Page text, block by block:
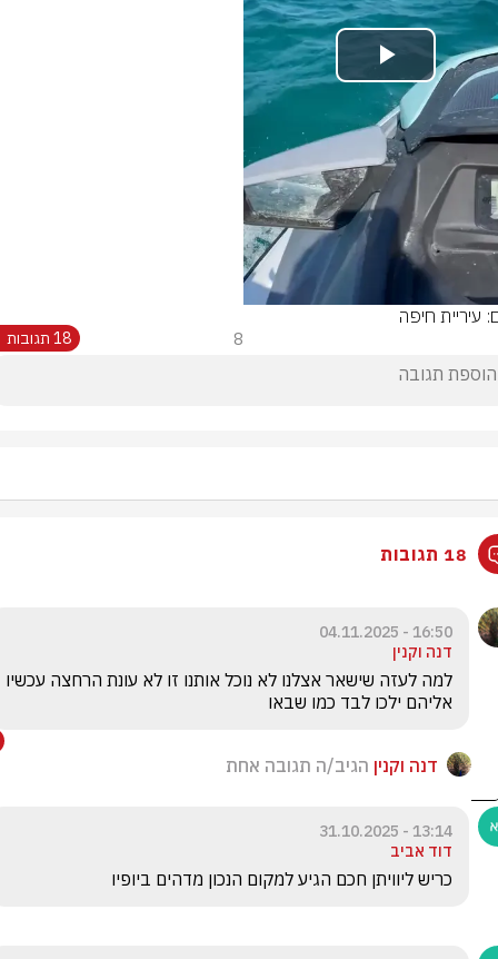
Play
Video
עיריית חיפה
8 18 תגובות
18 תגובות
16:50 - 04.11.2025
דנה וקנין
אליהם ילכו לבד כמו שבאו
דנה וקנין הגיב/ה תגובה אחת
13:14 - 31.10.2025
דוד אביב
כריש ליוויתן חכם הגיע למקום הנכון מדהים ביופיו